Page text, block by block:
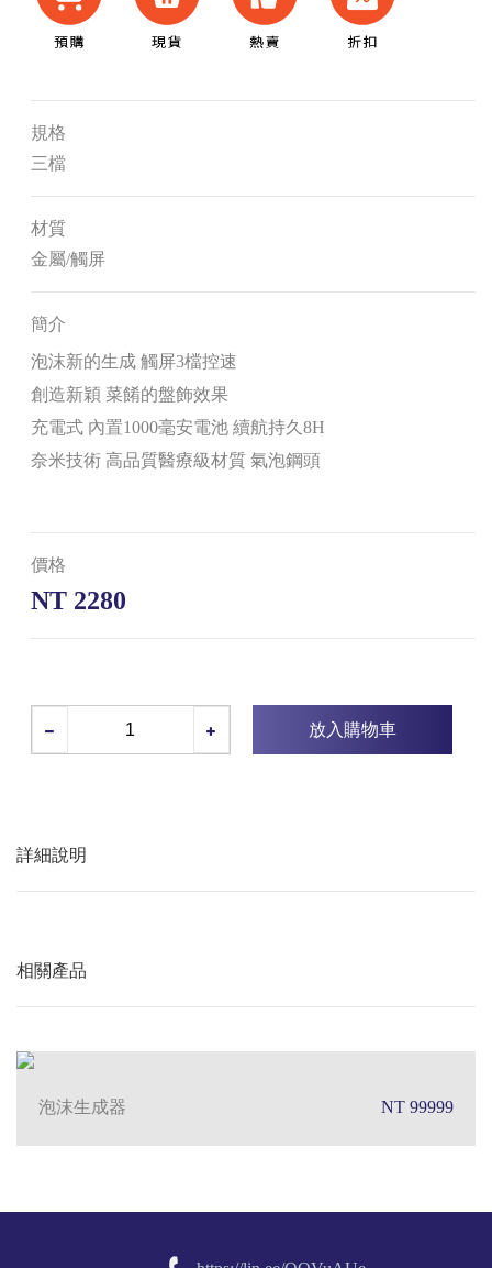
規格
三檔
材質
金屬/觸屏
簡介
泡沫新的生成 觸屏3檔控速
創造新穎 菜餚的盤飾效果
充電式 內置1000毫安電池 續航持久8H
奈米技術 高品質醫療級材質 氣泡鋼頭
價格
NT 2280
放入購物車
詳細說明
相關產品
泡沫生成器 NT 99999